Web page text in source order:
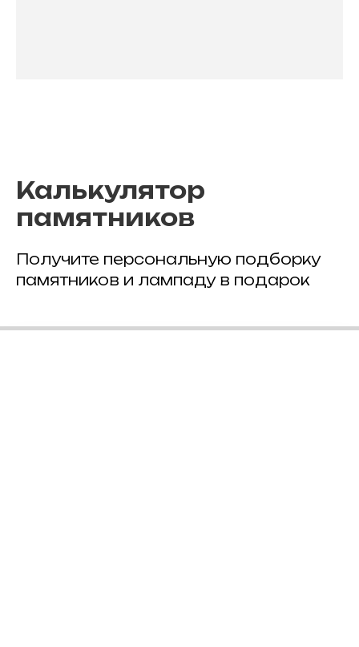
Калькулятор
памятников
Получите персональную подборку
памятников и лампаду в подарок